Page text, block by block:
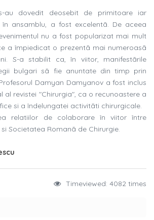
au dovedit deosebit de primitoare iar
ansamblu, a fost excelentã. De aceea
nu a fost popularizat mai mult
a împiedicat o prezentã mai numeroasã
S-a stabilit ca, în viitor, manifestãrile
bulgari sã fie anuntate din timp prin
Damyan Damyanov a fost inclus
al revistei "Chirurgia", ca o recunoastere a
si a îndelungatei activitãti chirurgicale.
relatiilor de colaborare în viitor între
Societatea Romanã de Chirurgie.
Timeviewed: 4082 times